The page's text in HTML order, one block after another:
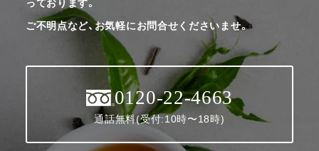
っております。
ご不明点など、お気軽にお問合せくださいませ。
0120-22-4663
通話無料(受付:10時〜18時)